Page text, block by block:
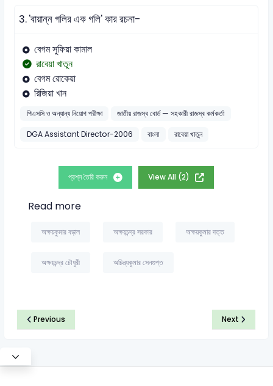
3.'বায়ান্ন গলির এক গলি' কার রচনা-
বেগম সুফিয়া কামাল
রাবেয়া খাতুন
বেগম রোকেয়া
রিজিয়া খান
পিএসসি ও অন্যান্য নিয়োগ পরীক্ষা
জাতীয় রাজস্ব বোর্ড — সহকারী রাজস্ব কর্মকর্তা
DGA Assistant Director-2006
বাংলা রাবেয়া খাতুন
প্রশ্ন তৈরি করুন View All (2)
Read more
অক্ষয়কুমার বড়াল অক্ষয়চন্দ্র সরকার অক্ষয়কুমার দত্ত
অক্ষয়চন্দ্র চৌধুরী অচিন্ত্যকুমার সেনগুপ্ত
Previous Next